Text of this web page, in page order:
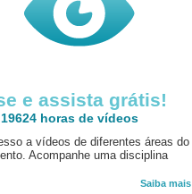
e assista grátis!
horas de vídeos
a vídeos de diferentes áreas do
Acompanhe uma disciplina
Saiba mais